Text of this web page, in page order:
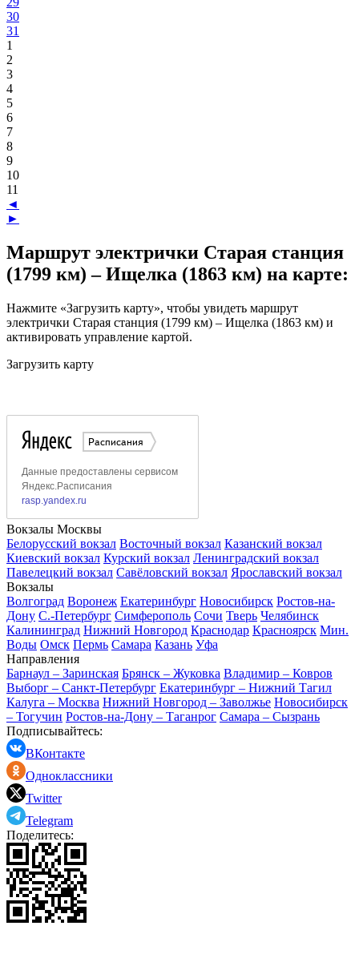
30
31
1
2
3
4
5
6
7
8
9
10
11
◄
►
Маршрут электрички Старая станция
(1799 км) – Ищелка (1863 км) на карте:
Нажмите «Загрузить карту», чтобы увидеть маршрут
электрички Старая станция (1799 км) – Ищелка (1863 км) и
активировать управление картой.
Загрузить карту
Вокзалы Москвы
Белорусский вокзал Восточный вокзал Казанский вокзал
Киевский вокзал Курский вокзал Ленинградский вокзал
Павелецкий вокзал Савёловский вокзал Ярославский вокзал
Вокзалы
Волгоград Воронеж Екатеринбург Новосибирск Ростов-на-
Дону С.-Петербург Симферополь Сочи Тверь Челябинск
Калининград Нижний Новгород Краснодар Красноярск Мин.
Воды Омск Пермь Самара Казань Уфа
Направления
Барнаул – Заринская Брянск – Жуковка Владимир – Ковров
Выборг – Санкт-Петербург Екатеринбург – Нижний Тагил
Калуга – Москва Нижний Новгород – Заволжье Новосибирск
– Тогучин Ростов-на-Дону – Таганрог Самара – Сызрань
Подписывайтесь:
ВКонтакте
Одноклассники
Twitter
Telegram
Поделитесь: